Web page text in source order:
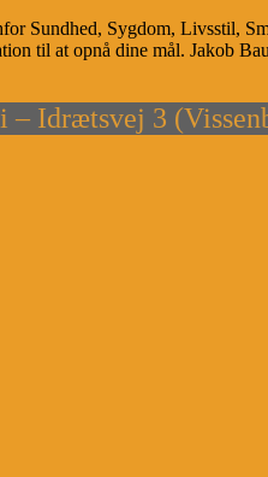
Sundhed, Sygdom, Livsstil,
til at opnå dine mål. Jakob
– Idrætsvej 3